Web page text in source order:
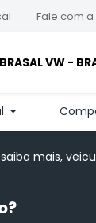
Fale com a
BRASAL VW -
mais,